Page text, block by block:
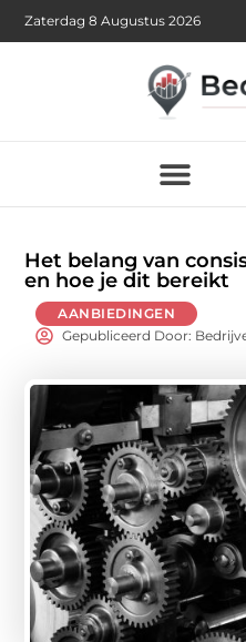
Zaterdag 8 Augustus 2026
Het belang van
en hoe je dit bereikt
AANBIEDINGEN
Gepubliceerd Door: